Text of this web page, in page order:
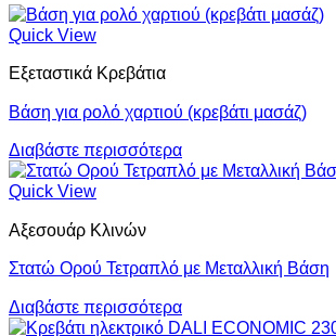
Quick View
Εξεταστικά Κρεβάτια
Βάση για ρολό χαρτιού (κρεβάτι μασάζ)
Διαβάστε περισσότερα
Quick View
Αξεσουάρ Κλινών
Στατώ Ορού Τετραπλό με Μεταλλική Βάση
Διαβάστε περισσότερα